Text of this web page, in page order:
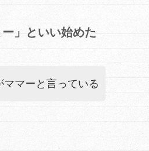
」といい始めた
ママーと言っている